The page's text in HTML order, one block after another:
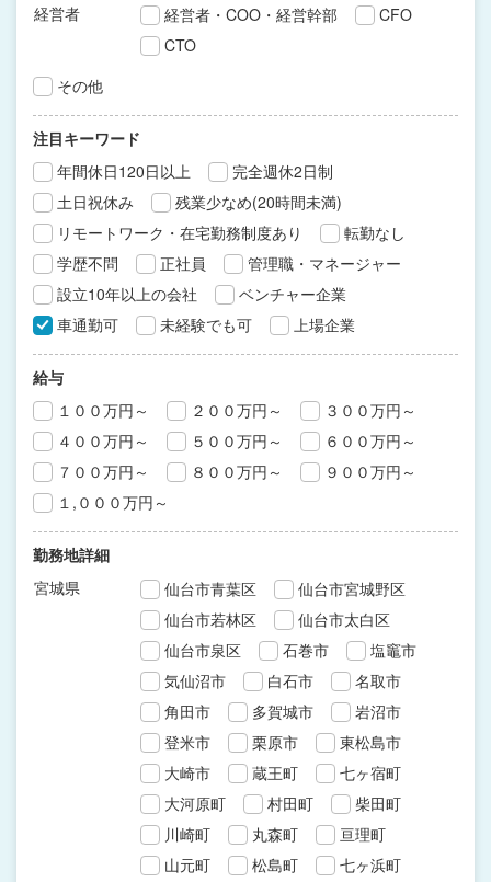
経営者 経営者・COO・経営幹部
CFO
CTO
その他
注目キーワード
年間休日120日以上
完全週休2日制
土日祝休み
残業少なめ(20時間未満)
リモートワーク・在宅勤務制度あり
転勤なし
学歴不問
正社員
管理職・マネージャー
設立10年以上の会社
ベンチャー企業
車通勤可
未経験でも可 上場企業
給与
１００万円～
２００万円～
３００万円～
４００万円～
５００万円～
６００万円～
７００万円～
８００万円～
９００万円～
１,０００万円～
勤務地詳細
宮城県
仙台市青葉区
仙台市宮城野区
仙台市若林区
仙台市太白区
仙台市泉区
石巻市
塩竈市
気仙沼市
白石市
名取市
角田市
多賀城市
岩沼市
登米市
栗原市
東松島市
大崎市
蔵王町
七ヶ宿町
大河原町
村田町
柴田町
川崎町
丸森町
亘理町
山元町
松島町 七ヶ浜町